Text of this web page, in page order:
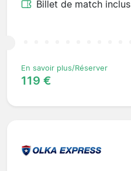
Billet de match inclus
En savoir plus/Réserver
119 €